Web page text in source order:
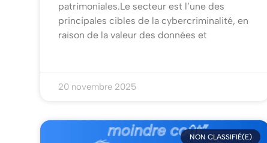
patrimoniales.Le secteur est l’une des
principales cibles de la cybercriminalité, en
raison de la valeur des données et
20 novembre 2025
NON CLASSIFIÉ(E)